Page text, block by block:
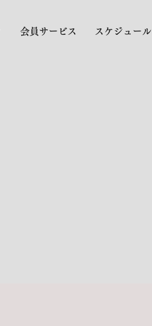
会員サービス スケジュール